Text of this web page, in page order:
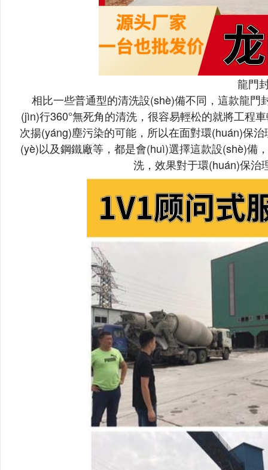
龍門
相比一些普通型的清洗設(shè)備不同，這款龍門封
(jìn)行360°無死角的清洗，很容易輕松的就將工程車
次揚(yáng)塵污染的可能，所以在面對環(huán)
(yè)以及鋼鐵廠等，都是會(huì)選擇這款設(shè)備
洗，效果對于環(huán)保治